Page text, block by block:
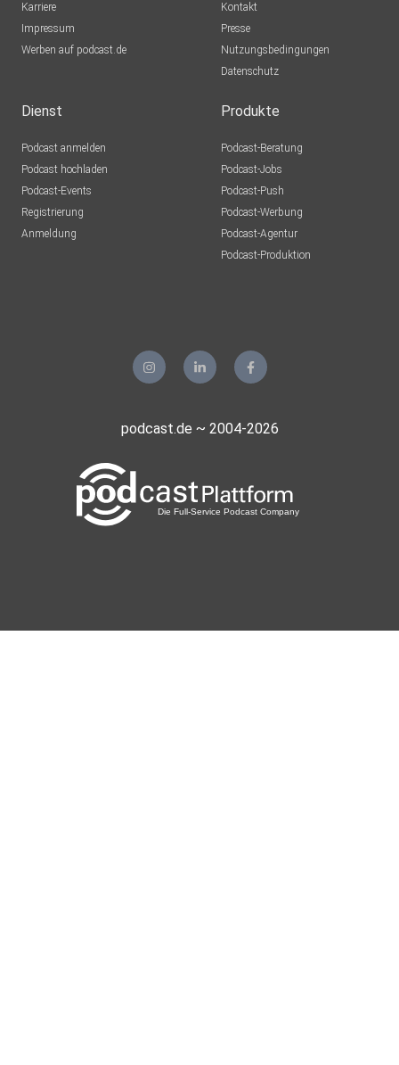
Karriere
Impressum
Werben auf podcast.de
Kontakt
Presse
Nutzungsbedingungen
Datenschutz
Dienst
Podcast anmelden
Podcast hochladen
Podcast-Events
Registrierung
Anmeldung
Produkte
Podcast-Beratung
Podcast-Jobs
Podcast-Push
Podcast-Werbung
Podcast-Agentur
Podcast-Produktion
podcast.de ~ 2004-2026